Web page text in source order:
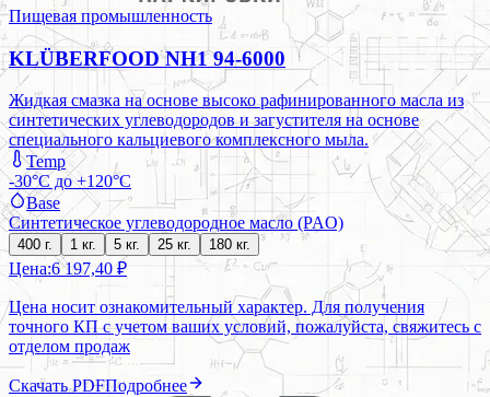
Пищевая промышленность
KLÜBERFOOD NH1 94-6000
Жидкая смазка на основе высоко рафинированного масла из
синтетических углеводородов и загустителя на основе
специального кальциевого комплексного мыла.
Temp
-30°C до +120°C
Base
Синтетическое углеводородное масло (PAO)
400 г. 1 кг. 5 кг. 25 кг. 180 кг.
Цена:6 197,40 ₽
Цена носит ознакомительный характер. Для получения
точного КП с учетом ваших условий, пожалуйста, свяжитесь с
отделом продаж
Скачать PDFПодробнее